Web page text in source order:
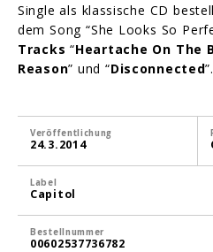
Single als klassische CD
dem Song “She Looks So
Tracks “Heartache On The
Reason” und “Disconnected”.
Veröffentlichung
24.3.2014
Label
Capitol
Bestellnummer
00602537736782